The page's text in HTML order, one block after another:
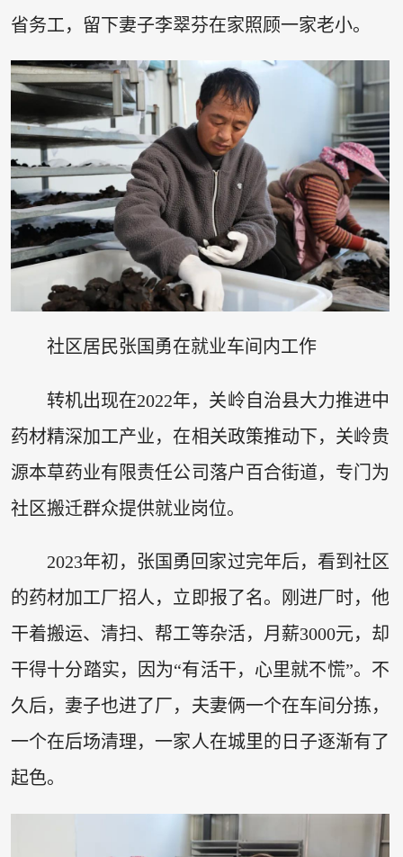
省务工，留下妻子李翠芬在家照顾一家老小。
社区居民张国勇在就业车间内工作
转机出现在2022年，关岭自治县大力推进中
药材精深加工产业，在相关政策推动下，关岭贵
源本草药业有限责任公司落户百合街道，专门为
社区搬迁群众提供就业岗位。
2023年初，张国勇回家过完年后，看到社区
的药材加工厂招人，立即报了名。刚进厂时，他
干着搬运、清扫、帮工等杂活，月薪3000元，却
干得十分踏实，因为“有活干，心里就不慌”。不
久后，妻子也进了厂，夫妻俩一个在车间分拣，
一个在后场清理，一家人在城里的日子逐渐有了
起色。